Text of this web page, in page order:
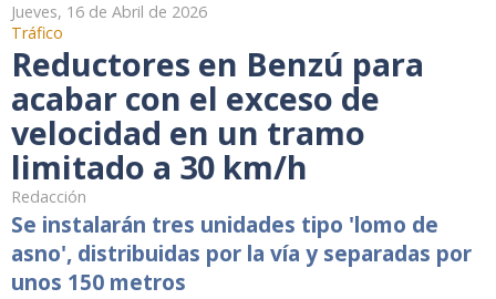
Jueves, 16 de Abril de 2026
Tráfico
Reductores en Benzú para
acabar con el exceso de
velocidad en un tramo
limitado a 30 km/h
Redacción
Se instalarán tres unidades tipo 'lomo de
asno', distribuidas por la vía y separadas por
unos 150 metros